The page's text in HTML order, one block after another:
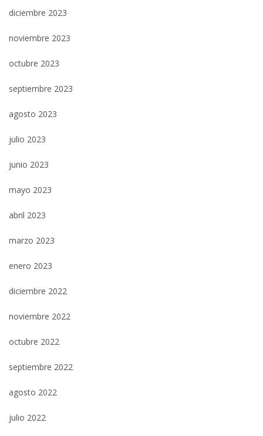
diciembre 2023
noviembre 2023
octubre 2023
septiembre 2023
agosto 2023
julio 2023
junio 2023
mayo 2023
abril 2023
marzo 2023
enero 2023
diciembre 2022
noviembre 2022
octubre 2022
septiembre 2022
agosto 2022
julio 2022